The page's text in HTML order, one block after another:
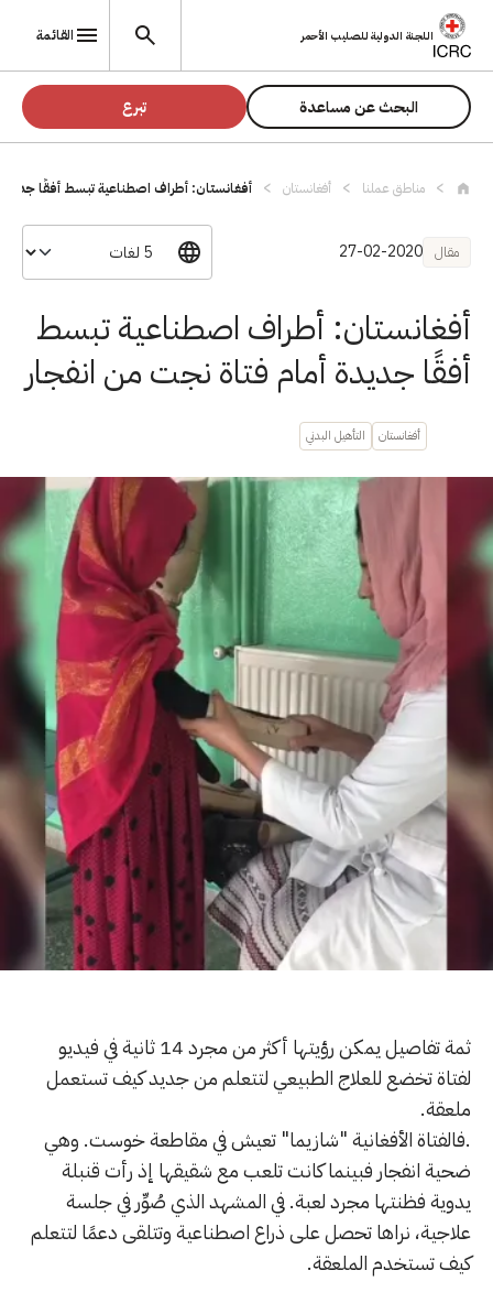
تجاوز إلى المحتوى الرئيسي
اللجنة الدولية للصليب الأحمر القائمة
البحث عن مساعدة تبرع
مناطق عملنا أفغانستان أفغانستان: أطراف اصطناعية تبسط أفقًا
مقال 27-02-2020
أفغانستان: أطراف اصطناعية تبسط
أفقًا جديدة أمام فتاة نجت من انفجار
أفغانستان التأهيل البدني
ثمة تفاصيل يمكن رؤيتها أكثر من مجرد 14 ثانية في فيديو
لفتاة تخضع للعلاج الطبيعي لتتعلم من جديد كيف تستعمل
ملعقة.
.فالفتاة الأفغانية "شازيما" تعيش في مقاطعة خوست. وهي
ضحية انفجار فبينما كانت تلعب مع شقيقها إذ رأت قنبلة
يدوية فظنتها مجرد لعبة. في المشهد الذي صُوِّر في جلسة
علاجية، نراها تحصل على ذراع اصطناعية وتتلقى دعمًا لتتعلم
كيف تستخدم الملعقة.